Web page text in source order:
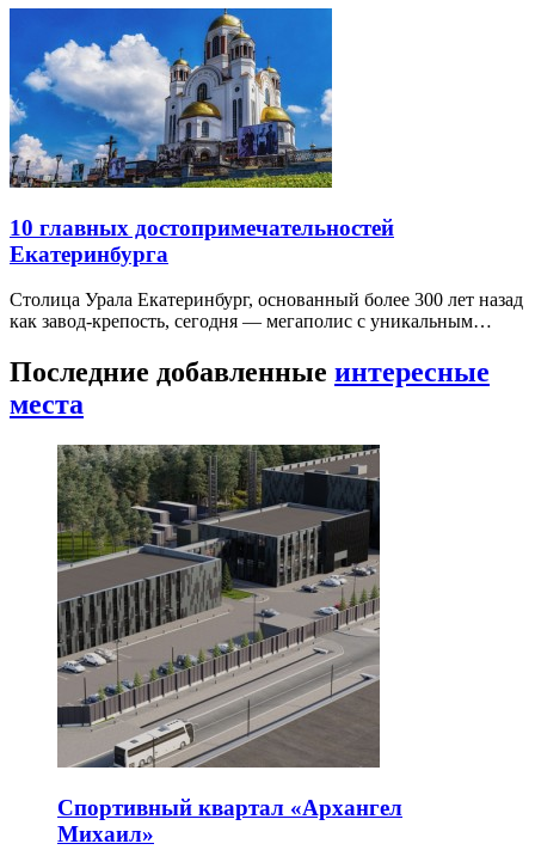
10 главных достопримечательностей
Екатеринбурга
Столица Урала Екатеринбург, основанный более 300 лет назад
как завод-крепость, сегодня — мегаполис с уникальным…
Последние добавленные интересные
места
Спортивный квартал «Архангел
Михаил»